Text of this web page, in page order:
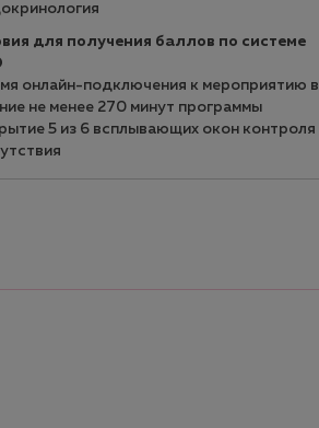
для получения баллов по системе
онлайн-подключения к мероприятию в
не менее 270 минут программы
5 из 6 всплывающих окон контроля